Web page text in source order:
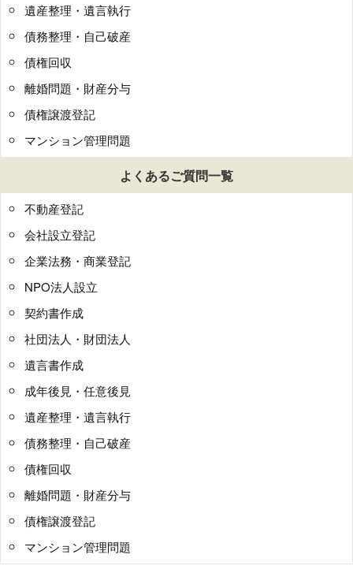
遺産整理・遺言執行
債務整理・自己破産
債権回収
離婚問題・財産分与
債権譲渡登記
マンション管理問題
よくあるご質問一覧
不動産登記
会社設立登記
企業法務・商業登記
NPO法人設立
契約書作成
社団法人・財団法人
遺言書作成
成年後見・任意後見
遺産整理・遺言執行
債務整理・自己破産
債権回収
離婚問題・財産分与
債権譲渡登記
マンション管理問題